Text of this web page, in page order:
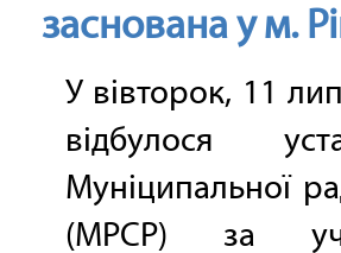
заснована у м.
У вівторок, 11
відбулося
Муніципальної
(МРСР) за